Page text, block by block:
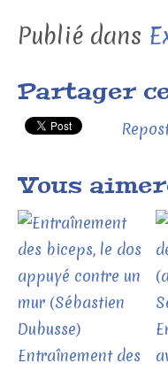
Publié dans
Partager
Vous
Entraînement des